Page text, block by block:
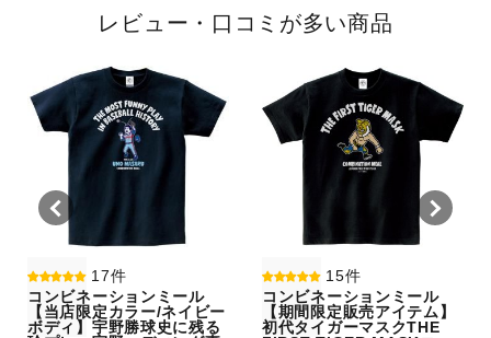
レビュー・口コミが多い商品
17件
コンビネーションミール
【当店限定カラー/ネイビー
ボディ】宇野勝球史に残る
15件
コンビネーションミール
【期間限定販売アイテム】
初代タイガーマスクTHE